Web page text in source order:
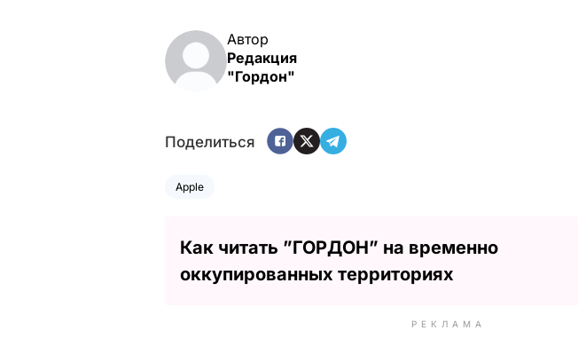
Автор
Редакция
"Гордон"
Поделиться
Apple
Как читать ”ГОРДОН” на временно
оккупированных территориях
РЕКЛАМА